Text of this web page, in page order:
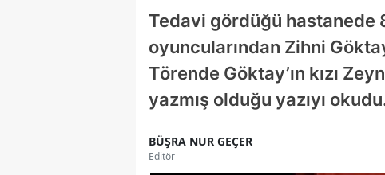
Tedavi gördüğü hastanede
oyuncularından Zihni
Törende Göktay’ın kızı
yazmış olduğu yazıyı
BÜŞRA NUR GEÇER
Editör